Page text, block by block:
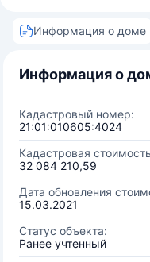
Информация о доме
Информация о
Кадастровый номер:
21:01:010605:4024
Кадастровая
32 084 210,59
Дата обновления
15.03.2021
Статус объекта:
Ранее учтенный